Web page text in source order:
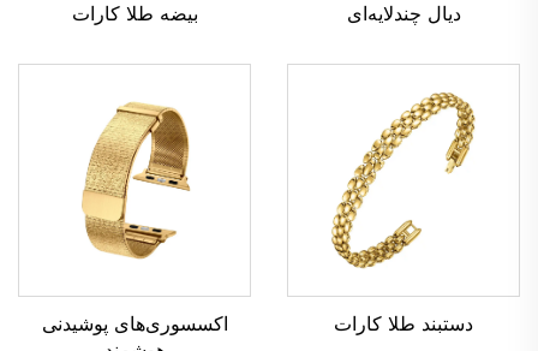
دیال چندلایه‌ای بیضه طلا کارات
دستبند طلا کارات
اکسسوری‌های پوشیدنی